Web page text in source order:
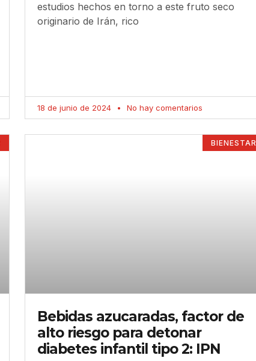
estudios hechos en torno a este fruto seco
originario de Irán, rico
18 de junio de 2024 No hay comentarios
BIENESTAR
Bebidas azucaradas, factor de
alto riesgo para detonar
diabetes infantil tipo 2: IPN